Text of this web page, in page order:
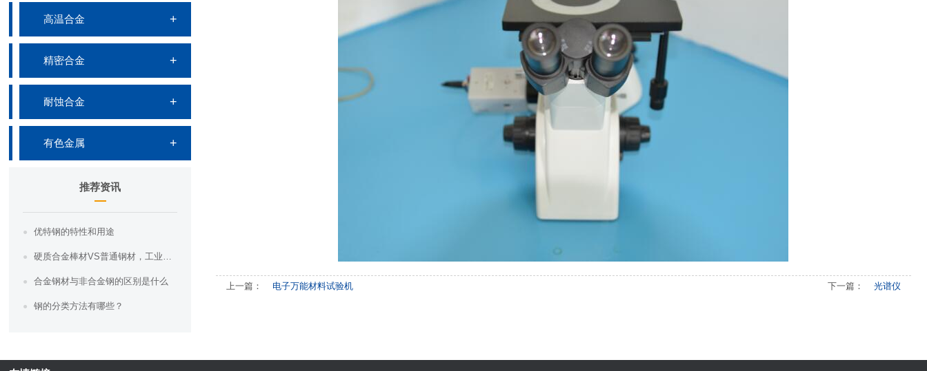
高温合金
精密合金
耐蚀合金
有色金属
推荐资讯
优特钢的特性和用途
硬质合金棒材VS普通钢材，工业界的“硬汉”之争，你知道哪一个更胜一筹吗？
合金钢材与非合金钢的区别是什么
钢的分类方法有哪些？
上一篇： 电子万能材料试验机 下一篇： 光谱仪